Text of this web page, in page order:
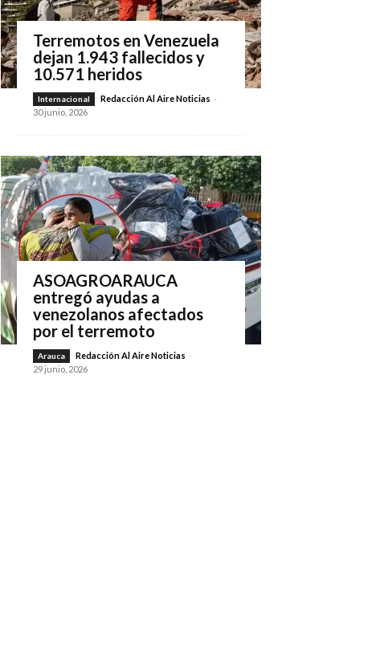
Terremotos en Venezuela
dejan 1.943 fallecidos y
10.571 heridos
Internacional Redacción Al Aire Noticias -
30 junio, 2026
ASOAGROARAUCA
entregó ayudas a
venezolanos afectados
por el terremoto
Arauca Redacción Al Aire Noticias -
29 junio, 2026